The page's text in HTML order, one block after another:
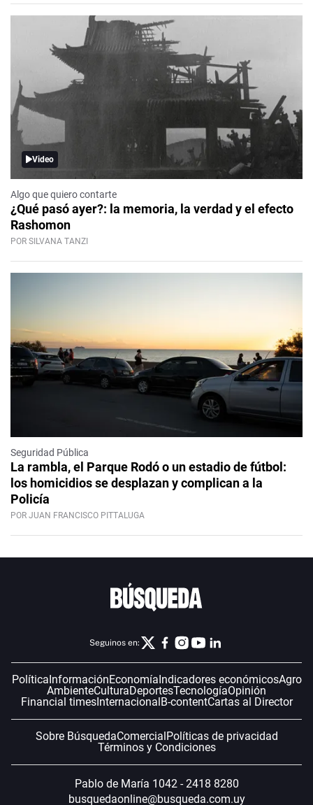
Video
Algo que quiero contarte
¿Qué pasó ayer?: la memoria, la verdad y el efecto
Rashomon
POR SILVANA TANZI
Seguridad Pública
La rambla, el Parque Rodó o un estadio de fútbol:
los homicidios se desplazan y complican a la
Policía
POR JUAN FRANCISCO PITTALUGA
Seguinos en:
PolíticaInformaciónEconomíaIndicadores económicosAgro
AmbienteCulturaDeportesTecnologíaOpinión
Financial timesInternacionalB-contentCartas al Director
Sobre BúsquedaComercialPolíticas de privacidad
Términos y Condiciones
Pablo de María 1042 - 2418 8280
busquedaonline@busqueda.com.uy